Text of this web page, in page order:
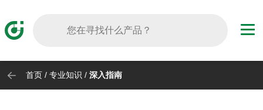
首页 / 专业知识 / 深入指南